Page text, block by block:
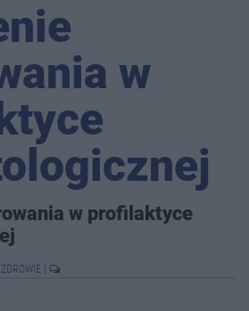
w
w profilaktyce
ZDROWIE